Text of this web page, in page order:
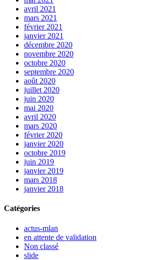
avril 2021
mars 2021
février 2021
janvier 2021
décembre 2020
novembre 2020
octobre 2020
septembre 2020
août 2020
juillet 2020
juin 2020
mai 2020
avril 2020
mars 2020
février 2020
janvier 2020
octobre 2019
juin 2019
janvier 2019
mars 2018
janvier 2018
Catégories
actus-mlan
en attente de validation
Non classé
slide